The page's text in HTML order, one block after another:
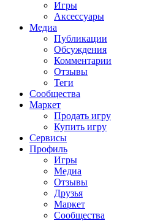
Игры
Аксессуары
Медиа
Публикации
Обсуждения
Комментарии
Отзывы
Теги
Сообщества
Маркет
Продать игру
Купить игру
Сервисы
Профиль
Игры
Медиа
Отзывы
Друзья
Маркет
Сообщества